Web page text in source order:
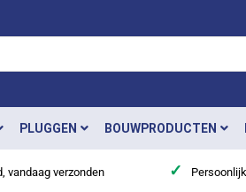
PLUGGEN BOUWPRODUCTEN
vandaag verzonden ✓